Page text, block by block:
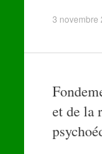
3 novembre
et de la